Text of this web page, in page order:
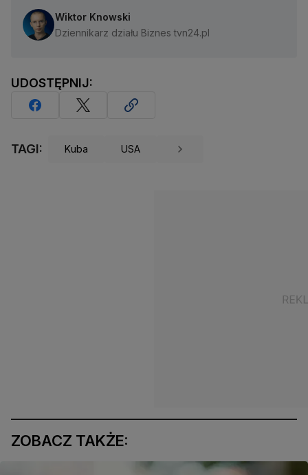
Wiktor Knowski
Dziennikarz działu Biznes tvn24.pl
UDOSTĘPNIJ:
TAGI: Kuba USA
ZOBACZ TAKŻE: